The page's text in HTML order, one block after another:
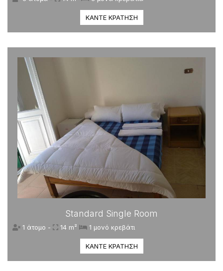
ΚΆΝΤΕ ΚΡΆΤΗΣΗ
Standard Single Room
1 άτομο - 14 m² 1 μονό κρεβάτι
ΚΆΝΤΕ ΚΡΆΤΗΣΗ